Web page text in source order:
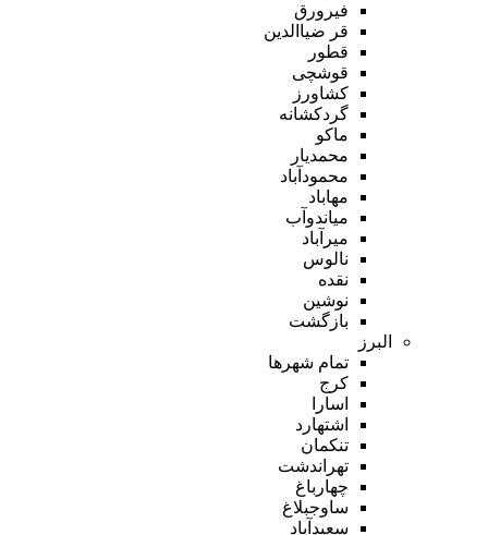
فیرورق
قر ضیاالدین
قطور
قوشچی
کشاورز
گردکشانه
ماکو
محمدیار
محمودآباد
مهاباد
میاندوآب
میرآباد
نالوس
نقده
نوشین
بازگشت
البرز
تمام شهر‌ها
کرج
اسارا
اشتهارد
تنکمان
تهراندشت
چهارباغ
ساوجبلاغ
سعیدآباد